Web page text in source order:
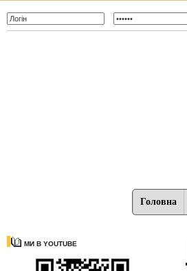
Головна
МИ В YOUTUBE